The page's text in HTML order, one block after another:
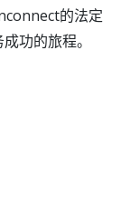
的法定
功的旅程。